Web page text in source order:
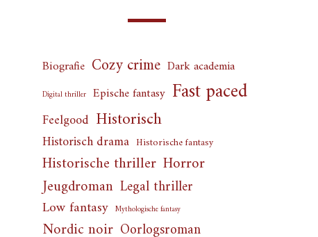
Biografie Cozy crime Dark academia
Digital thriller Epische fantasy Fast paced
Feelgood Historisch
Historisch drama Historische fantasy
Historische thriller Horror
Jeugdroman Legal thriller
Low fantasy Mythologische fantasy
Nordic noir Oorlogsroman